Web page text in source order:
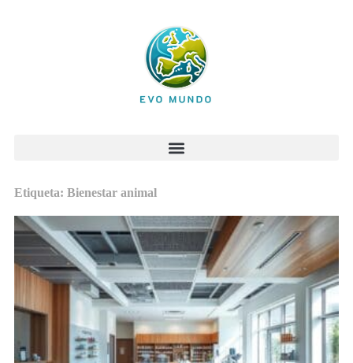
Etiqueta: Bienestar animal